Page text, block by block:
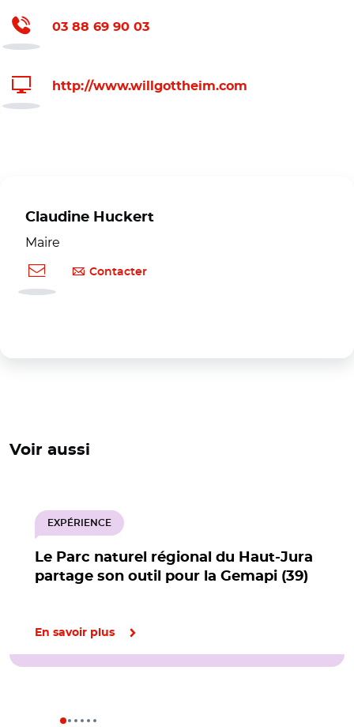
03 88 69 90 03
http://www.willgottheim.com
Claudine Huckert
Maire
Contacter
Voir aussi
Le Parc naturel régional du Haut-Jura
partage son outil pour la Gemapi (39)
EXPÉRIENCE
En savoir plus